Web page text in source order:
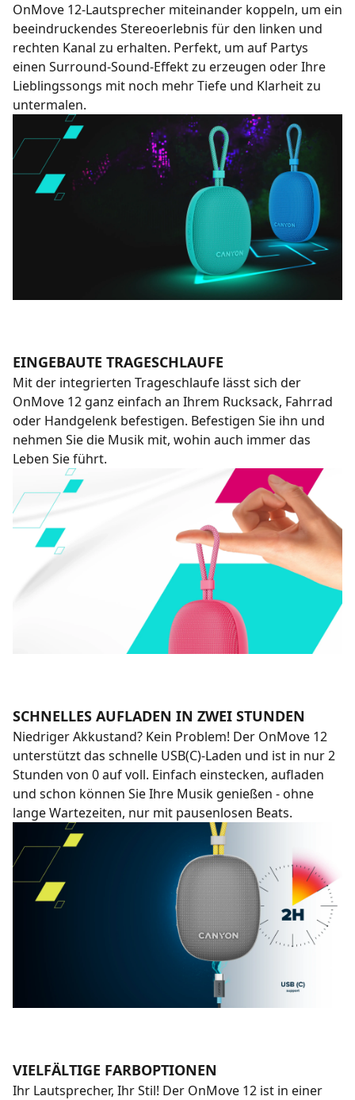
OnMove 12-Lautsprecher miteinander koppeln, um ein
beeindruckendes Stereoerlebnis für den linken und
rechten Kanal zu erhalten. Perfekt, um auf Partys
einen Surround-Sound-Effekt zu erzeugen oder Ihre
Lieblingssongs mit noch mehr Tiefe und Klarheit zu
untermalen.
EINGEBAUTE TRAGESCHLAUFE
Mit der integrierten Trageschlaufe lässt sich der
OnMove 12 ganz einfach an Ihrem Rucksack, Fahrrad
oder Handgelenk befestigen. Befestigen Sie ihn und
nehmen Sie die Musik mit, wohin auch immer das
Leben Sie führt.
SCHNELLES AUFLADEN IN ZWEI STUNDEN
Niedriger Akkustand? Kein Problem! Der OnMove 12
unterstützt das schnelle USB(C)-Laden und ist in nur 2
Stunden von 0 auf voll. Einfach einstecken, aufladen
und schon können Sie Ihre Musik genießen - ohne
lange Wartezeiten, nur mit pausenlosen Beats.
VIELFÄLTIGE FARBOPTIONEN
Ihr Lautsprecher, Ihr Stil! Der OnMove 12 ist in einer